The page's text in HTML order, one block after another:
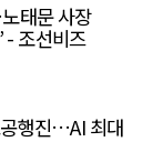
태문 사장
- 조선비즈
행진…AI 최대